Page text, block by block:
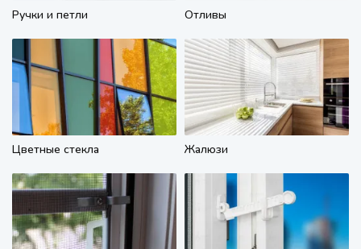
Ручки и петли Отливы
Цветные стекла Жалюзи